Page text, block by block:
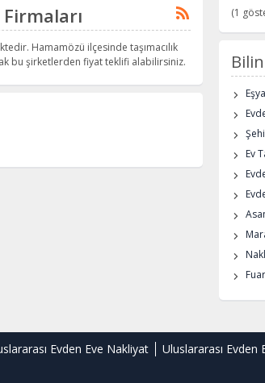
Hamamözü ilçesinde taşımacılık
bu şirketlerden fiyat teklifi alabilirsiniz.
(1
Ev
Evden Eve Nakliyat Uluslararası Evden